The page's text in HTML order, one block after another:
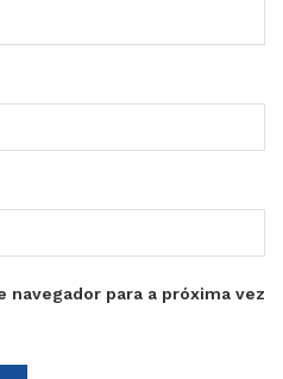
navegador para a próxima vez